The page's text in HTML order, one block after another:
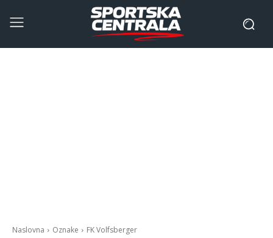
Naslovna Oznake FK Volfsberger